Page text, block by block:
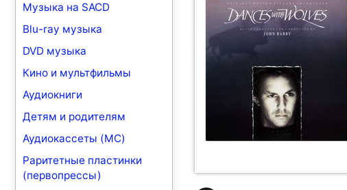
Музыка на SACD
Blu-ray музыка
DVD музыка
Кино и мультфильмы
Аудиокниги
Детям и родителям
Аудиокассеты (MC)
Раритетные пластинки
(первопрессы)